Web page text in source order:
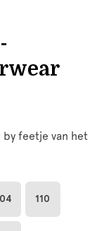
feetje van het
110